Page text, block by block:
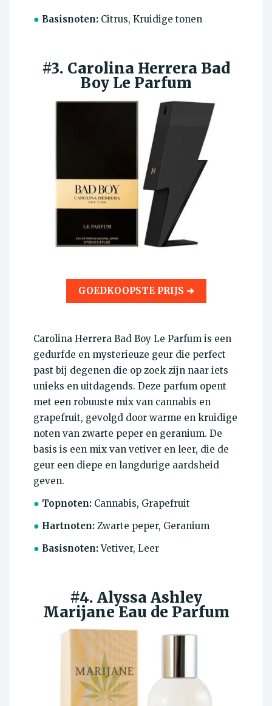
● Basisnoten: Citrus, Kruidige tonen
#3. Carolina Herrera Bad
Boy Le Parfum
GOEDKOOPSTE PRIJS ➔
Carolina Herrera Bad Boy Le Parfum is een
gedurfde en mysterieuze geur die perfect
past bij degenen die op zoek zijn naar iets
unieks en uitdagends. Deze parfum opent
met een robuuste mix van cannabis en
grapefruit, gevolgd door warme en kruidige
noten van zwarte peper en geranium. De
basis is een mix van vetiver en leer, die de
geur een diepe en langdurige aardsheid
geven.
● Topnoten: Cannabis, Grapefruit
● Hartnoten: Zwarte peper, Geranium
● Basisnoten:Vetiver, Leer
#4. Alyssa Ashley
Marijane Eau de Parfum